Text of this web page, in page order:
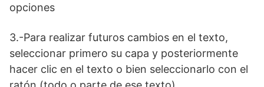
opciones
3.-Para realizar futuros cambios en el texto,
seleccionar primero su capa y posteriormente
hacer clic en el texto o bien seleccionarlo con el